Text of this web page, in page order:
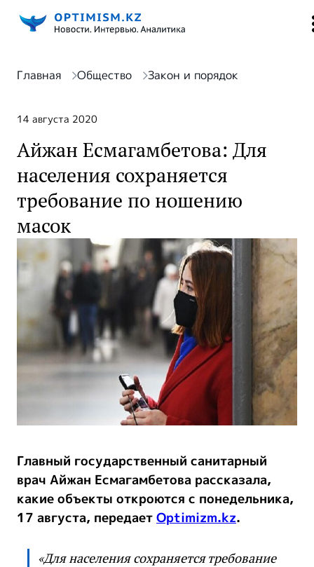
Главная Общество Закон и порядок
14 августа 2020
Айжан Есмагамбетова: Для
населения сохраняется
требование по ношению
масок
Главный государственный санитарный
врач Айжан Есмагамбетова рассказала,
какие объекты откроются с понедельника,
17 августа, передаетOptimizm.kz.
«Для населения сохраняется требование